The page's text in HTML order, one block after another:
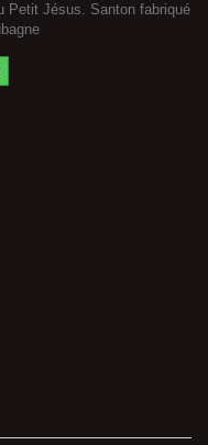
Petit Jésus. Santon fabriqué